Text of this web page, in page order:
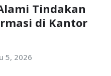
Tindakan
di Kantor
5, 2026